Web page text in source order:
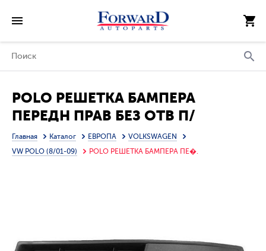
POLO РЕШЕТКА БАМПЕРА
ПЕРЕДН ПРАВ БЕЗ ОТВ П/
ПРОТИВОТУМ (ТАЙВАНЬ)
Главная Каталог ЕВРОПА
VOLKSWAGEN
VW POLO (8/01-09)
POLO РЕШЕТКА БАМПЕРА ПЕ�.